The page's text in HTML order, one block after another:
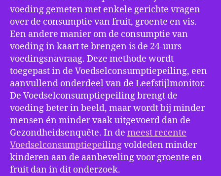
voeding gemeten met enkele gerichte vragen
over de consumptie van fruit, groente en vis.
Een andere manier om de consumptie van
voeding in kaart te brengen is de 24-uurs
voedingsnavraag. Deze methode wordt
toegepast in de Voedselconsumptiepeiling, een
aanvullend onderdeel van de Leefstijlmonitor.
De Voedselconsumptiepeiling brengt de
voeding beter in beeld, maar wordt bij minder
mensen én minder vaak uitgevoerd dan de
Gezondheidsenquête. In de meest recente
Voedselconsumptiepeilingvoldeden minder
kinderen aan de aanbeveling voor groente en
fruit dan in dit onderzoek.